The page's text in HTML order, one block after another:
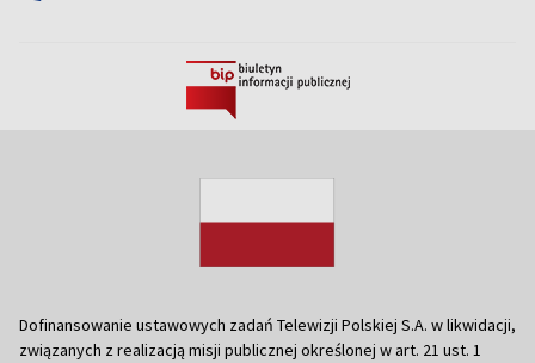
Dofinansowanie ustawowych zadań Telewizji Polskiej S.A. w likwidacji,
związanych z realizacją misji publicznej określonej w art. 21 ust. 1